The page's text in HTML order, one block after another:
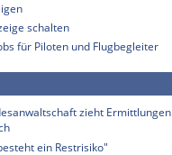
schalten
für Piloten und Flugbegleiter
zieht Ermittlungen
ein Restrisiko"